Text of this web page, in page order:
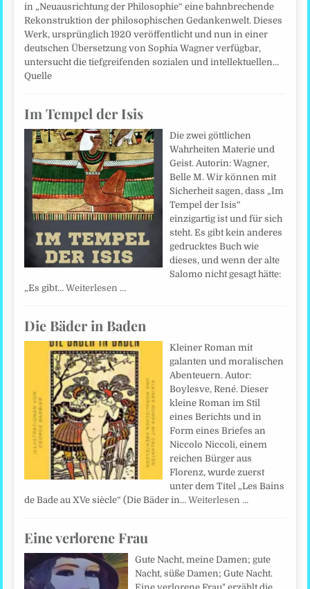
in „Neuausrichtung der Philosophie“ eine bahnbrechende
Rekonstruktion der philosophischen Gedankenwelt. Dieses
Werk, ursprünglich 1920 veröffentlicht und nun in einer
deutschen Übersetzung von Sophia Wagner verfügbar,
untersucht die tiefgreifenden sozialen und intellektuellen…
Quelle
Im Tempel der Isis
Die zwei göttlichen
Wahrheiten Materie und
Geist. Autorin: Wagner,
Belle M. Wir können mit
Sicherheit sagen, dass „Im
Tempel der Isis“
einzigartig ist und für sich
steht. Es gibt kein anderes
gedrucktes Buch wie
dieses, und wenn der alte
Salomo nicht gesagt hätte:
„Es gibt…Weiterlesen …
Die Bäder in Baden
Kleiner Roman mit
galanten und moralischen
Abenteuern. Autor:
Boylesve, René. Dieser
kleine Roman im Stil
eines Berichts und in
Form eines Briefes an
Niccolo Niccoli, einem
reichen Bürger aus
Florenz, wurde zuerst
unter dem Titel „Les Bains
de Bade au XVe siècle“ (Die Bäder in…Weiterlesen …
Eine verlorene Frau
Gute Nacht, meine Damen; gute
Nacht, süße Damen; Gute Nacht.